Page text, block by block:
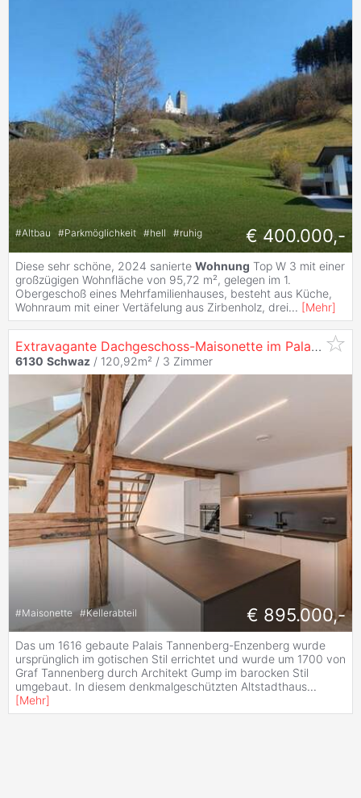
#Altbau #Parkmöglichkeit #hell #ruhig € 400.000,-
Diese sehr schöne, 2024 sanierte Wohnung Top W 3 mit einer
großzügigen Wohnfläche von 95,72 m², gelegen im 1.
Obergeschoß eines Mehrfamilienhauses, besteht aus Küche,
Wohnraum mit einer Vertäfelung aus Zirbenholz, drei... [Mehr]
Extravagante Dachgeschoss-Maisonette im Palais Tannenberg Top 17
6130 Schwaz / 120,92m² / 3 Zimmer
#Maisonette #Kellerabteil € 895.000,-
Das um 1616 gebaute Palais Tannenberg-Enzenberg wurde
ursprünglich im gotischen Stil errichtet und wurde um 1700 von
Graf Tannenberg durch Architekt Gump im barocken Stil
umgebaut. In diesem denkmalgeschützten Altstadthaus...
[Mehr]